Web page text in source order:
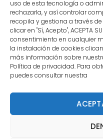
uso de esta tecnología o
rechazarla, y así controlar
recopila y gestiona a través
clicar en "Sí, Acepto", ACEPTA
consentimiento en cualquier
la instalación de cookies
más información sobre
Política de privacidad. Para
puedes consultar nuestra
CONTACTO
MENÚ PRINCIPAL
MI CUENTA
DOCUMENTACIÓN